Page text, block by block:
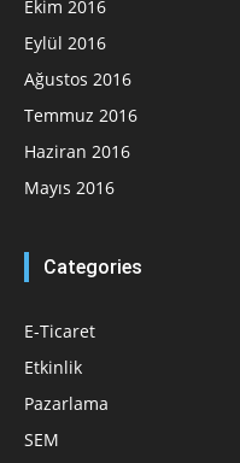
Ekim 2016
Eylül 2016
Ağustos 2016
Temmuz 2016
Haziran 2016
Mayıs 2016
Categories
E-Ticaret
Etkinlik
Pazarlama
SEM